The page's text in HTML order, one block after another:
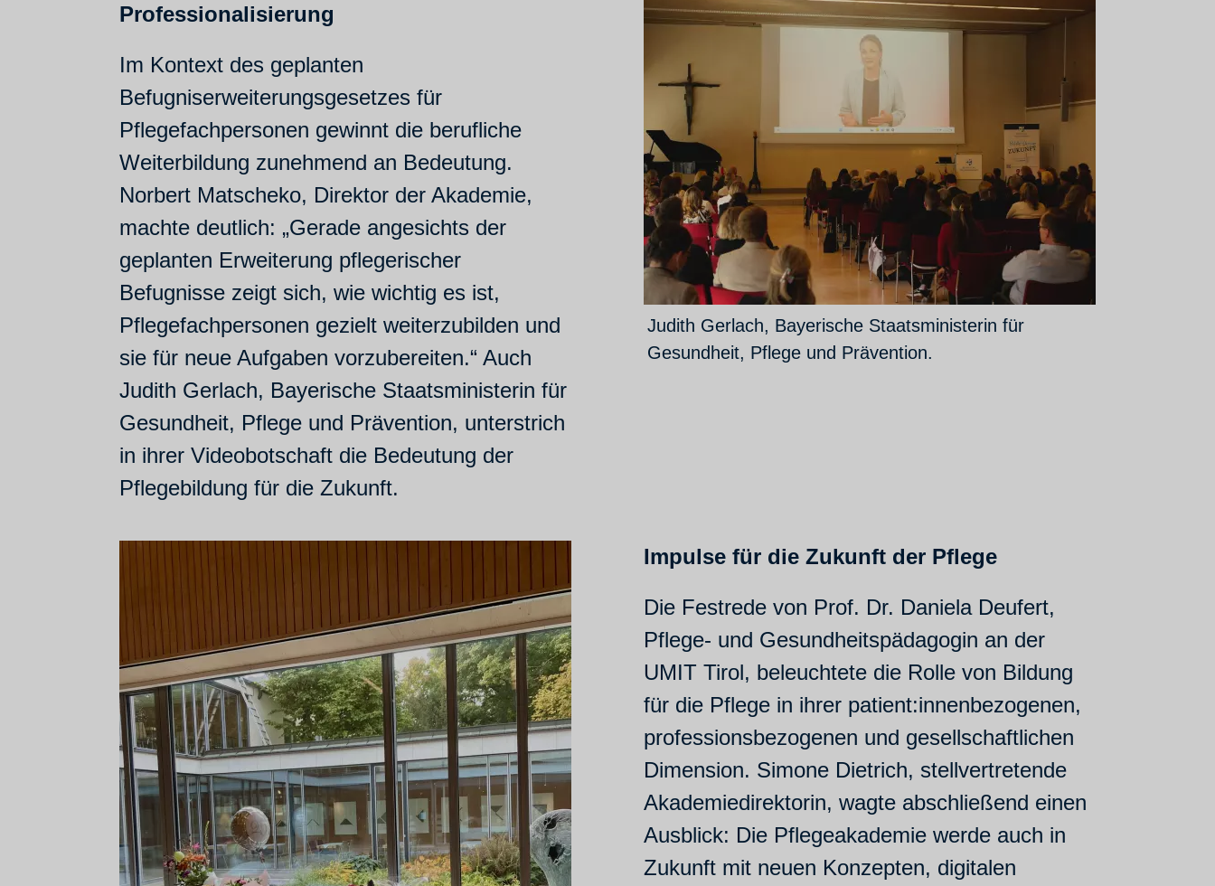
Professionalisierung
Im Kontext des geplanten
Befugniserweiterungsgesetzes für
Pflegefachpersonen gewinnt die berufliche
Weiterbildung zunehmend an Bedeutung.
Norbert Matscheko, Direktor der Akademie,
machte deutlich: „Gerade angesichts der
geplanten Erweiterung pflegerischer
Befugnisse zeigt sich, wie wichtig es ist,
Pflegefachpersonen gezielt weiterzubilden und
sie für neue Aufgaben vorzubereiten.“ Auch
Judith Gerlach, Bayerische Staatsministerin für
Gesundheit, Pflege und Prävention, unterstrich
in ihrer Videobotschaft die Bedeutung der
Pflegebildung für die Zukunft.
Judith Gerlach, Bayerische Staatsministerin für
Gesundheit, Pflege und Prävention.
Impulse für die Zukunft der Pflege
Die Festrede von Prof. Dr. Daniela Deufert,
Pflege- und Gesundheitspädagogin an der
UMIT Tirol, beleuchtete die Rolle von Bildung
für die Pflege in ihrer patient:innenbezogenen,
professionsbezogenen und gesellschaftlichen
Dimension. Simone Dietrich, stellvertretende
Akademiedirektorin, wagte abschließend einen
Ausblick: Die Pflegeakademie werde auch in
Zukunft mit neuen Konzepten, digitalen